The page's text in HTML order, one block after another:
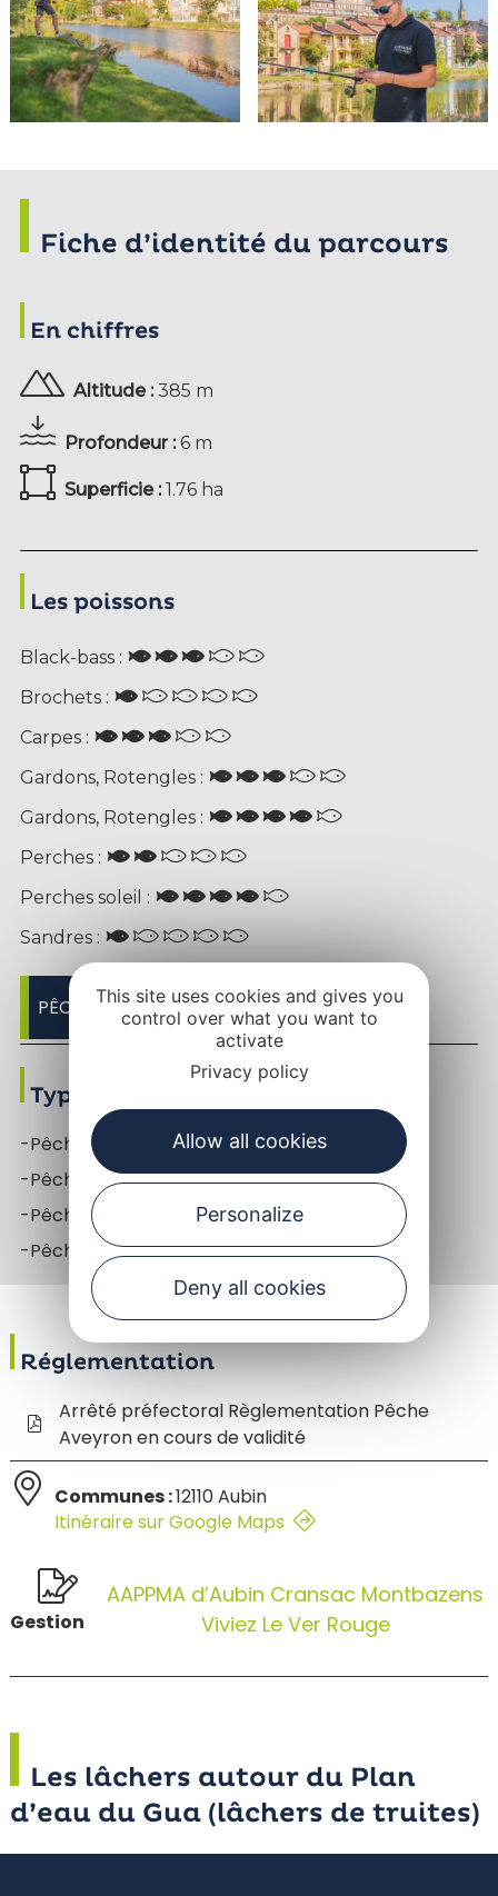
Fiche d’identité du parcours
En chiffres
Altitude :385 m
Profondeur :6 m
Superficie :1.76 ha
Les poissons
Black-bass :
Brochets :
Carpes :
Gardons, Rotengles :
Gardons, Rotengles :
Perches :
Perches soleil :
Sandres :
PÊCHER SELON LES POISSONS
Types de pêche
-Pêche au bouchon des truites
-Pêche au coup
-Pêche aux leurres des carnassiers
-Pêche aux leurres des truites
Réglementation
Arrêté préfectoral Règlementation Pêche
Aveyron en cours de validité
Communes :12110 Aubin
Itinéraire sur Google Maps
Gestion
AAPPMA d’Aubin Cransac Montbazens
Viviez Le Ver Rouge
Les lâchers autour du Plan
d’eau du Gua (lâchers de truites)
This site uses cookies and gives you
control over what you want to
activate
Privacy policy
Allow all cookies
Personalize
Deny all cookies